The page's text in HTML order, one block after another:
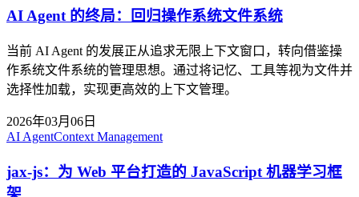
AI Agent 的终局：回归操作系统文件系统
当前 AI Agent 的发展正从追求无限上下文窗口，转向借鉴操
作系统文件系统的管理思想。通过将记忆、工具等视为文件并
选择性加载，实现更高效的上下文管理。
2026年03月06日
AI AgentContext Management
jax-js：为 Web 平台打造的 JavaScript 机器学习框
架